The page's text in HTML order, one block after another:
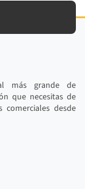
más grande de
que necesitas de
comerciales desde